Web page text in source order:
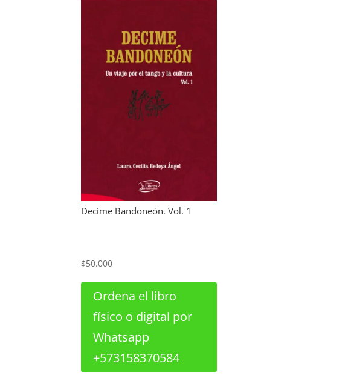
Decime Bandoneón. Vol. 1
$50.000
Ordena el libro
físico o digital por
Whatsapp
+573158370584